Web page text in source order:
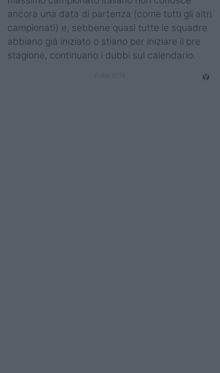
World Rugby
Rugby World Cup
Super Rugby
ancora una data di partenza (come tutti gli altri
campionati) e, sebbene quasi tutte le squadre
abbiano già iniziato o stiano per iniziare il pre
stagione, continuano i dubbi sul calendario.